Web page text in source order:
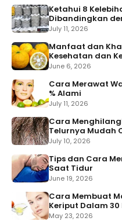
Ketahui 8
Dibandingkan
July 11, 2026
Manfaat dan
Kesehatan dan
June 6, 2026
Cara Merawat
% Alami
July 11, 2026
Cara
Telurnya Mudah
July 10, 2026
Tips dan Cara
Saat Tidur
June 19, 2026
Cara Membuat
Keriput Dalam 30
May 23, 2026